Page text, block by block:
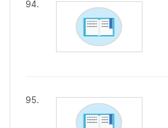
94.
95.